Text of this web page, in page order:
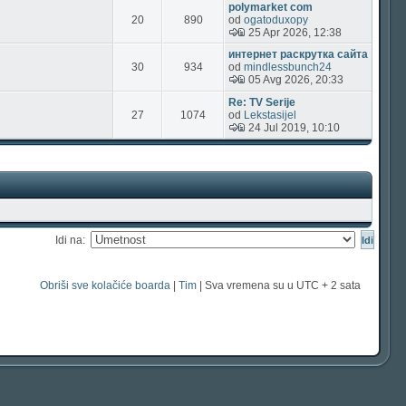
20 890
polymarket com
od ogatoduxopy
25 Apr 2026, 12:38
30 934
интернет раскрутка сайта
od mindlessbunch24
05 Avg 2026, 20:33
27 1074
Re: TV Serije
od Lekstasijel
24 Jul 2019, 10:10
Idi na:
Obriši sve kolačiće boarda Tim | Sva vremena su u UTC + 2 sata